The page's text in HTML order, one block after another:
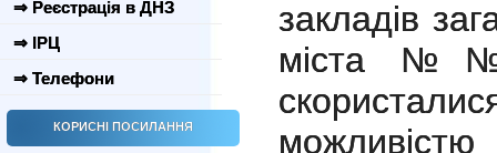
⇒ Реєстрація в ДНЗ
⇒ ІРЦ
⇒ Телефони
КОРИСНІ ПОСИЛАННЯ
закладів
міста